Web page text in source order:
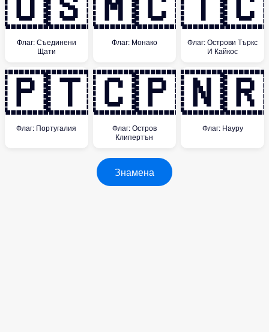
Флаг: Съединени
Щати
Флаг: Монако
Флаг: Острови Търкс
И Кайкос
🇵🇹
Флаг: Португалия
🇨🇵
Флаг: Остров
Клипертън
🇳🇷
Флаг: Науру
Знамена